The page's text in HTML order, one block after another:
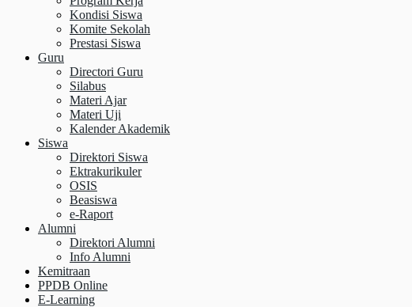
Kondisi Siswa
Komite Sekolah
Prestasi Siswa
Guru
Directori Guru
Silabus
Materi Ajar
Materi Uji
Kalender Akademik
Siswa
Direktori Siswa
Ektrakurikuler
OSIS
Beasiswa
e-Raport
Alumni
Direktori Alumni
Info Alumni
Kemitraan
PPDB Online
E-Learning